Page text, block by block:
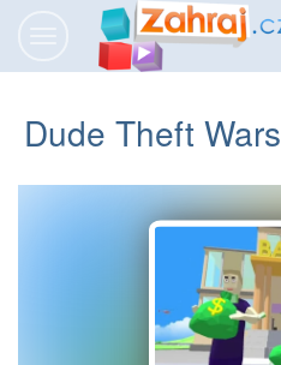
Dude Theft Wars